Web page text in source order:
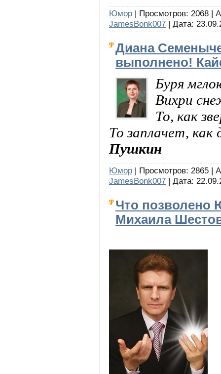
Юмор | Просмотров: 2068 |
JamesBonk007 | Дата:
Диана
выполнено!
Буря
Вихри
То, как
То заплачет, как
Пушкин
Юмор | Просмотров: 2865 |
JamesBonk007 | Дата:
Что позволено
Михаила